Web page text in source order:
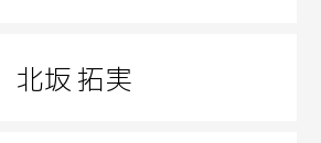
北坂 拓実